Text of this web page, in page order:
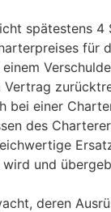
spätestens
einer
des
und
deren